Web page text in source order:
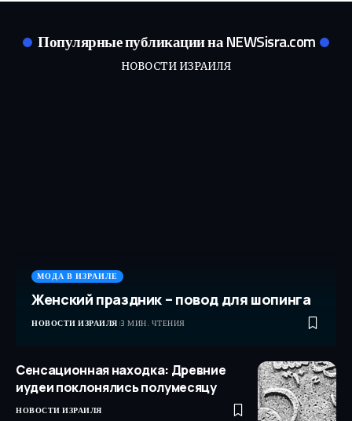
Популярные публикации на NEWSisra.com
НОВОСТИ ИЗРАИЛЯ
МОДА В ИЗРАИЛЕ
Женский праздник – повод для шопинга
НОВОСТИ ИЗРАИЛЯ 3 МИН. ЧТЕНИЯ
Сенсационная находка: Древние
иудеи поклонялись полумесяцу
НОВОСТИ ИЗРАИЛЯ